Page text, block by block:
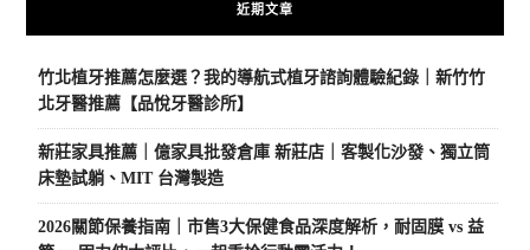
近期文章
竹北植牙推薦怎麼選？我的導航式植牙諮詢體驗紀錄｜新竹竹
北牙醫推薦【品悅牙醫診所】
新莊家具推薦｜億家具批發倉庫 新莊店｜客製化沙發、獨立筒
床墊試躺、MIT 台灣製造
2026關節保養指南｜市售3大保健食品深度解析，耐固膜 vs 益